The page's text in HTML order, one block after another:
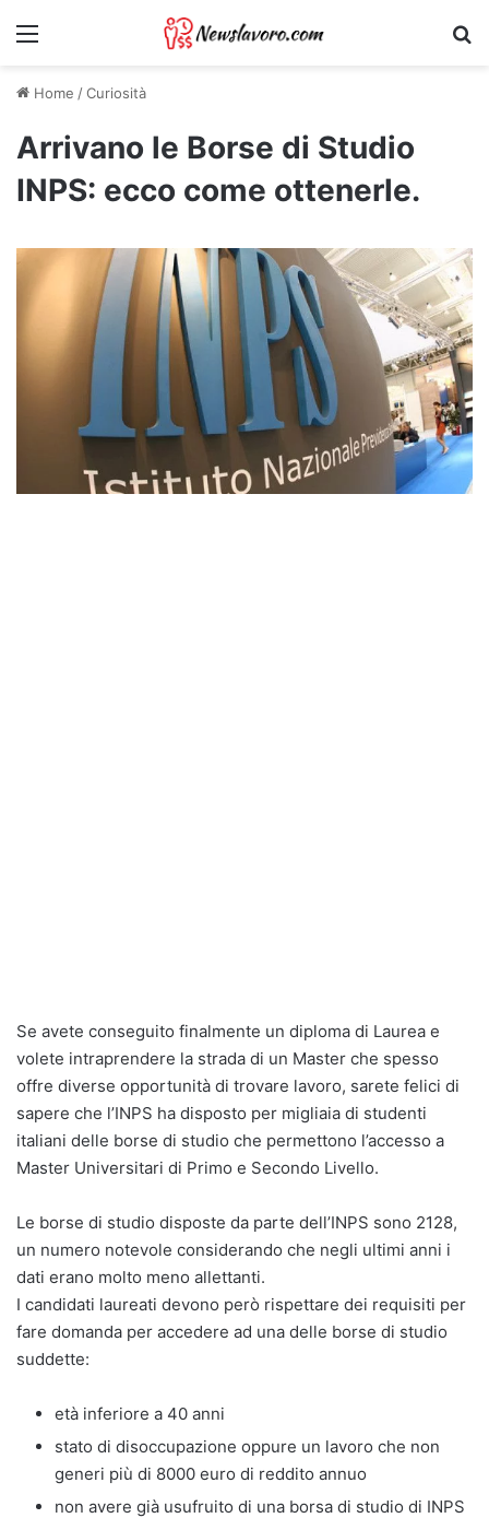
Menu
Home /Curiosità
Arrivano le Borse di Studio
INPS: ecco come ottenerle.
Se avete conseguito finalmente un diploma di Laurea e
volete intraprendere la strada di un Master che spesso
offre diverse opportunità di trovare lavoro, sarete felici di
sapere che l’INPS ha disposto per migliaia di studenti
italiani delle borse di studio che permettono l’accesso a
Master Universitari di Primo e Secondo Livello.
Le borse di studio disposte da parte dell’INPS sono 2128,
un numero notevole considerando che negli ultimi anni i
dati erano molto meno allettanti.
I candidati laureati devono però rispettare dei requisiti per
fare domanda per accedere ad una delle borse di studio
suddette:
età inferiore a 40 anni
stato di disoccupazione oppure un lavoro che non
generi più di 8000 euro di reddito annuo
non avere già usufruito di una borsa di studio di INPS